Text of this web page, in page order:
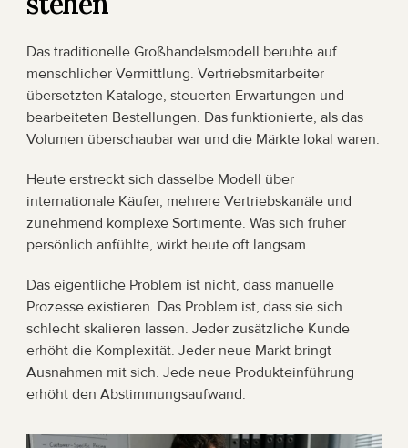
Das traditionelle Großhandelsmodell beruhte auf
menschlicher Vermittlung. Vertriebsmitarbeiter
übersetzten Kataloge, steuerten Erwartungen und
bearbeiteten Bestellungen. Das funktionierte, als das
Volumen überschaubar war und die Märkte lokal waren.
Heute erstreckt sich dasselbe Modell über
internationale Käufer, mehrere Vertriebskanäle und
zunehmend komplexe Sortimente. Was sich früher
persönlich anfühlte, wirkt heute oft langsam.
Das eigentliche Problem ist nicht, dass manuelle
Prozesse existieren. Das Problem ist, dass sie sich
schlecht skalieren lassen. Jeder zusätzliche Kunde
erhöht die Komplexität. Jeder neue Markt bringt
Ausnahmen mit sich. Jede neue Produkteinführung
erhöht den Abstimmungsaufwand.